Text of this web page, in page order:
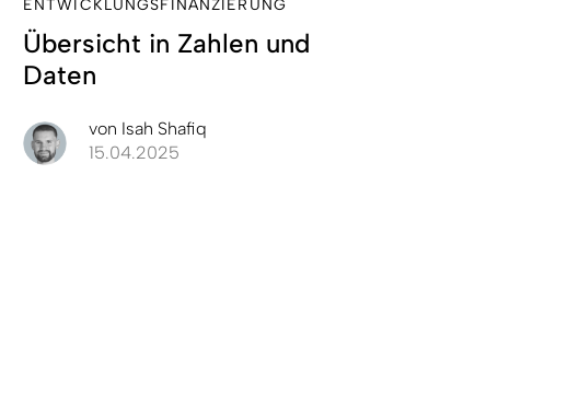
ENTWICKLUNGSFINANZIERUNG
Übersicht in Zahlen und
Daten
von Isah Shafiq
15.04.2025